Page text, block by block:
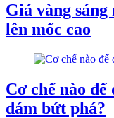
Giá vàng
lên mốc cao
Cơ chế nào
dám bứt phá?